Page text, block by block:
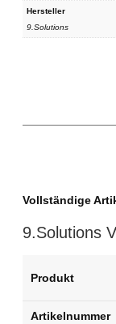
Hersteller
9.Solutions
Vollständige
9.Solutions
Produkt
Artikelnummer